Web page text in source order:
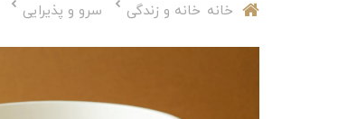
خانه خانه و زندگی سرو و پذیرایی